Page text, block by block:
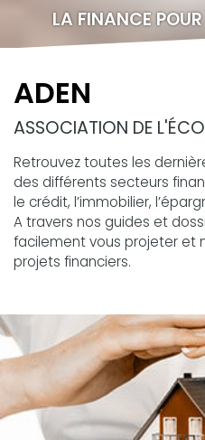
LA FINANCE
ADEN
ASSOCIATION DE
Retrouvez toutes les
des différents secteurs
le crédit, l’immobilier,
A travers nos guides et
facilement vous projeter et
projets financiers.